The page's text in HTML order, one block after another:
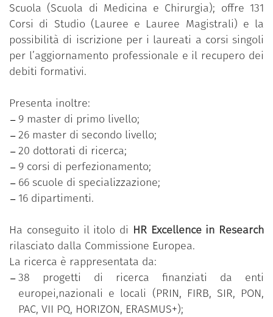
Scuola (Scuola di Medicina e Chirurgia); offre 131
Corsi di Studio (Lauree e Lauree Magistrali) e la
possibilità di iscrizione per i laureati a corsi singoli
per l’aggiornamento professionale e il recupero dei
debiti formativi.
Presenta inoltre:
9 master di primo livello;
26 master di secondo livello;
20 dottorati di ricerca;
9 corsi di perfezionamento;
66 scuole di specializzazione;
16 dipartimenti.
Ha conseguito il itolo di HR Excellence in Research
rilasciato dalla Commissione Europea.
La ricerca è rappresentata da:
38 progetti di ricerca finanziati da enti
europei,nazionali e locali (PRIN, FIRB, SIR, PON,
PAC, VII PQ, HORIZON, ERASMUS+);